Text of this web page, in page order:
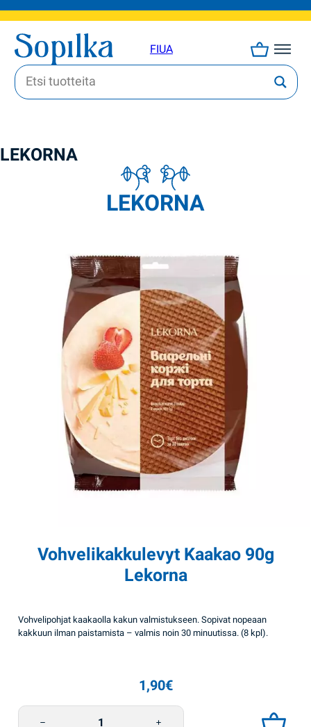
FIUA
LEKORNA
LEKORNA
Vohvelikakkulevyt Kaakao 90g
Lekorna
Vohvelipohjat kaakaolla kakun valmistukseen. Sopivat nopeaan
kakkuun ilman paistamista – valmis noin 30 minuutissa. (8 kpl).
1,90€
Vohvelikakkulevyt Kaakao 90g Lekorna määrä